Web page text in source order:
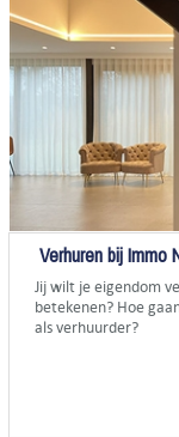
Verhuren bij Immo
Jij wilt je eigendom
betekenen? Hoe
als verhuurder?